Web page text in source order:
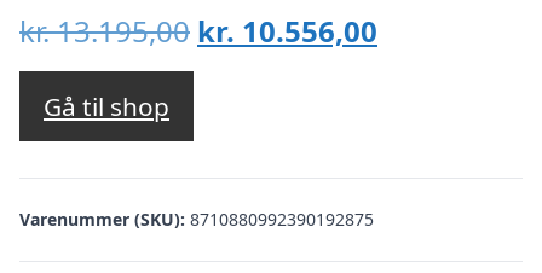
kr.13.195,00 Den
kr. 13.195,00.
kr. 10.556,00
kr.
Gå til shop
Varenummer (SKU): 8710880992390192875